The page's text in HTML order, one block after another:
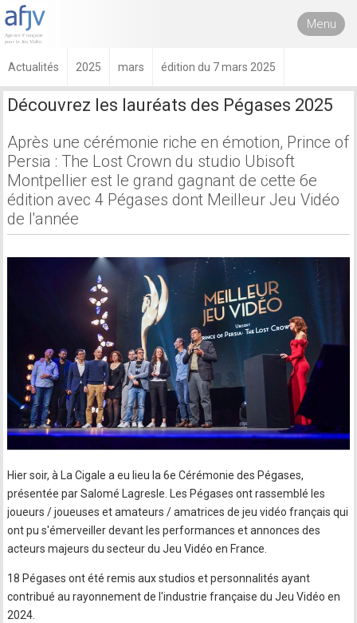
Menu
Actualités 2025 mars édition du 7 mars 2025
Découvrez les lauréats des Pégases 2025
Après une cérémonie riche en émotion, Prince of
Persia : The Lost Crown du studio Ubisoft
Montpellier est le grand gagnant de cette 6e
édition avec 4 Pégases dont Meilleur Jeu Vidéo
de l'année
Hier soir, à La Cigale a eu lieu la 6e Cérémonie des Pégases,
présentée par Salomé Lagresle. Les Pégases ont rassemblé les
joueurs / joueuses et amateurs / amatrices de jeu vidéo français qui
ont pu s'émerveiller devant les performances et annonces des
acteurs majeurs du secteur du Jeu Vidéo en France.
18 Pégases ont été remis aux studios et personnalités ayant
contribué au rayonnement de l'industrie française du Jeu Vidéo en
2024.